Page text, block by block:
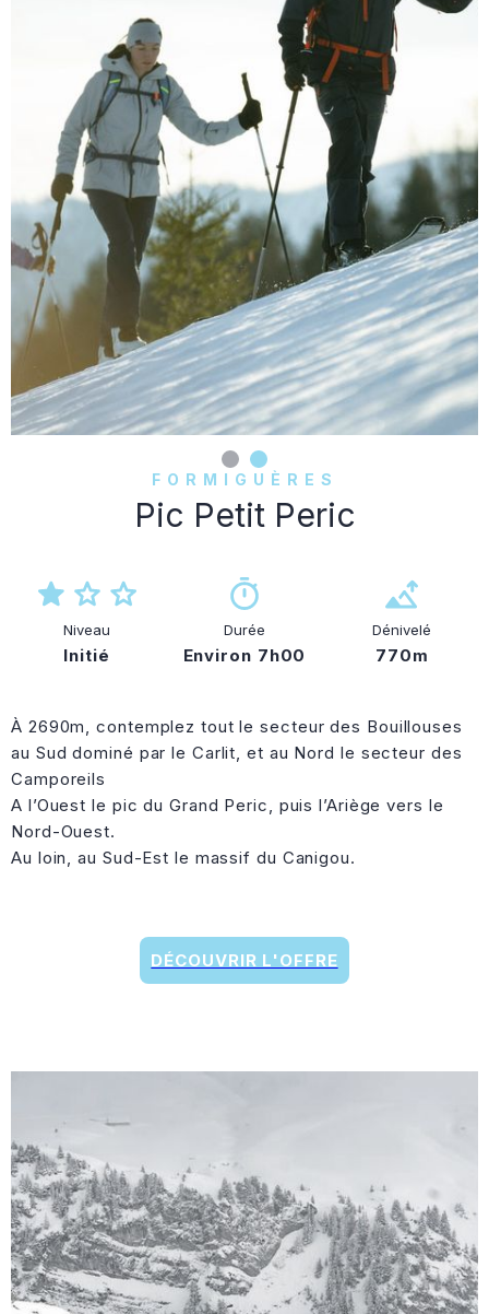
FORMIGUÈRES
Pic Petit Peric
Niveau
Initié
Durée
Environ 7h00
Dénivelé
770m
À 2690m, contemplez tout le secteur des Bouillouses
au Sud dominé par le Carlit, et au Nord le secteur des
Camporeils
A l’Ouest le pic du Grand Peric, puis l’Ariège vers le
Nord-Ouest.
Au loin, au Sud-Est le massif du Canigou.
DÉCOUVRIR L'OFFRE